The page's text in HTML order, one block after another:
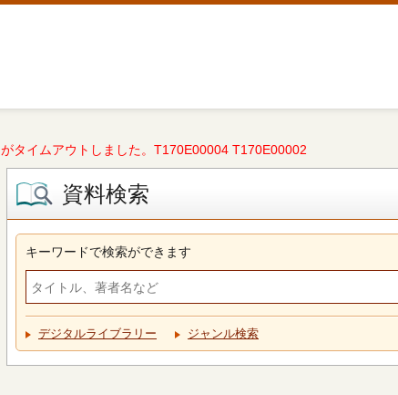
タイムアウトしました。T170E00004 T170E00002
資料検索
キーワードで検索ができます
デジタルライブラリー ジャンル検索